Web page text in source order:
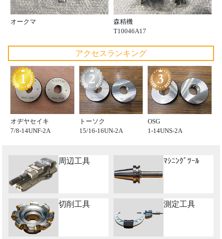
オークマ
森精機
T10046A17
アクセスランキング
オヂヤセイキ
7/8-14UNF-2A
トーソク
15/16-16UN-2A
OSG
1-14UNS-2A
周辺工具 ﾏｼﾆﾝｸﾞﾂｰﾙ
切削工具 測定工具